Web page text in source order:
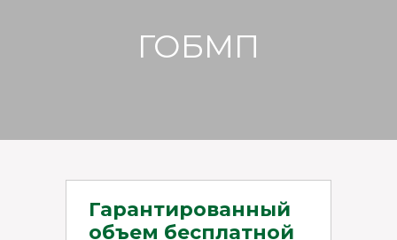
ГОБМП
Гарантированный
объем бесплатной